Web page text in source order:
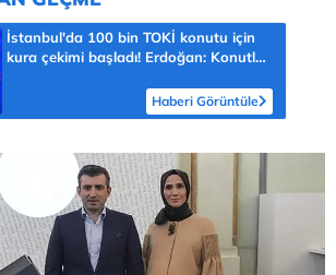
İstanbul'da 100 bin TOKİ konutu için
kura çekimi başladı! Erdoğan: Konutları
Haberi Görüntüle